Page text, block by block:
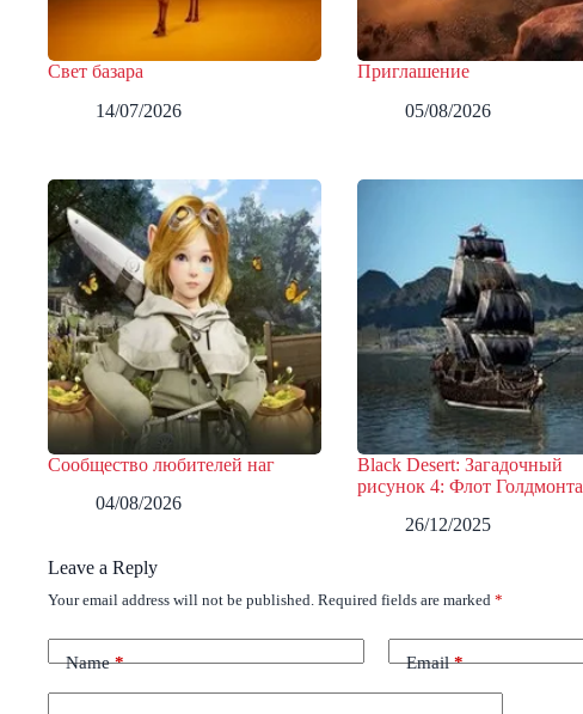
Свет базара
14/07/2026
Приглашение
05/08/2026
Сообщество любителей наг
04/08/2026
Black Desert: Загадочный
рисунок 4: Флот Голдмонта
26/12/2025
Leave a Reply
Your email address will not be published. Required fields are marked *
Name* Email*